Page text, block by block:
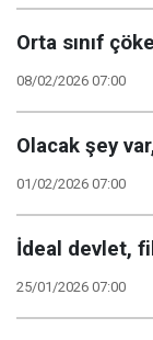
Orta sınıf
08/02/2026 07:00
Olacak şey
01/02/2026 07:00
İdeal devlet,
25/01/2026 07:00